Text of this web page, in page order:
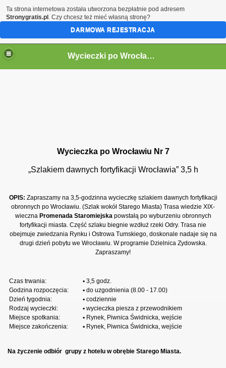
Wycieczki po Wrocławiu
Wycieczka po Wrocławiu Nr 7
„Szlakiem dawnych fortyfikacji Wrocławia” 3,5 h
OPIS: Zapraszamy na 3,5-godzinna wycieczkę szlakiem dawnych fortyfikacji
obronnych po Wrocławiu. (Szlak wokół Starego Miasta) Trasa wiedzie XIX-
wieczna Promenada Staromiejskapowstałą po wyburzeniu obronnych
fortyfikacji miasta. Część szlaku biegnie wzdłuż rzeki Odry. Trasa nie
obejmuje zwiedzania Rynku i Ostrowa Tumskiego, doskonale nadaje się na
drugi dzień pobytu we Wrocławiu. W programie Dzielnica Zydowska.
Zapraszamy!
Czas trwania:
Godzina rozpoczęcia:
Dzień tygodnia:
Rodzaj wycieczki:
Miejsce spotkania:
Miejsce zakończenia:
▪ 3,5 godz.
▪ do uzgodnienia (8.00 - 17.00)
▪ codziennie
▪ wycieczka piesza z przewodnikiem
▪ Rynek, Piwnica Świdnicka, wejście
▪ Rynek, Piwnica Świdnicka, wejście
Na życzenie odbiór grupy z hotelu w obrębie Starego Miasta.
Ta strona internetowa została utworzona bezpłatnie pod adresem
Stronygratis.pl . Czy chcesz też mieć własną stronę?
DARMOWA REJESTRACJA